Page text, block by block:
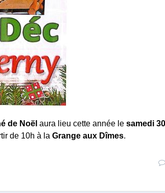
de Noël aura lieu cette année lesamedi
de 10h à laGrange aux Dîmes.